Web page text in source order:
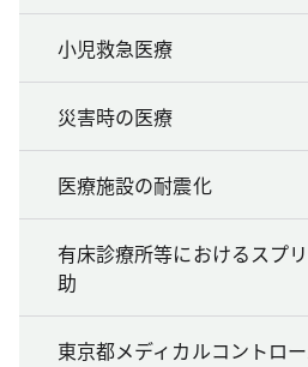
小児救急医療
災害時の医療
医療施設の耐震化
有床診療所等におけるスプ
助
東京都メディカルコントロ